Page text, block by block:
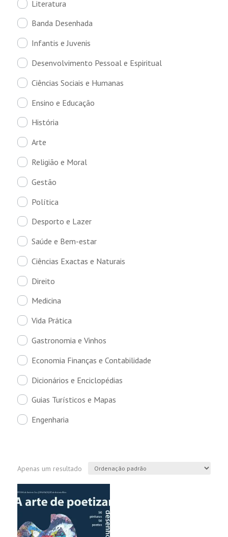
Literatura
Banda Desenhada
Infantis e Juvenis
Desenvolvimento Pessoal e Espiritual
Ciências Sociais e Humanas
Ensino e Educação
História
Arte
Religião e Moral
Gestão
Política
Desporto e Lazer
Saúde e Bem-estar
Ciências Exactas e Naturais
Direito
Medicina
Vida Prática
Gastronomia e Vinhos
Economia Finanças e Contabilidade
Dicionários e Enciclopédias
Guias Turísticos e Mapas
Engenharia
Apenas um resultado